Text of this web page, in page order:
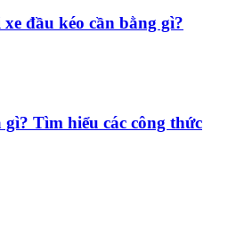
đầu kéo cần bằng gì?
Tìm hiểu các công thức